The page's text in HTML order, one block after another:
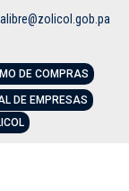
DE COMPRAS
DE EMPRESAS